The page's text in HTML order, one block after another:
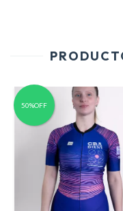
50%OFF